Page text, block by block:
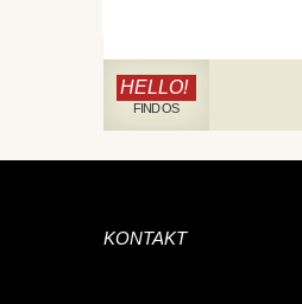
HELLO!
FIND OS
KONTAKT